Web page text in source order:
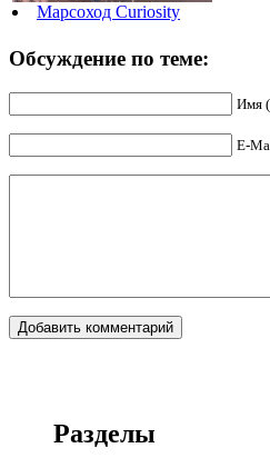
Марсоход Curiosity
Обсуждение по теме:
Имя
E-
Разделы